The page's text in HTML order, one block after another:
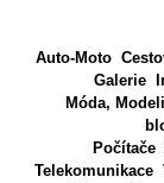
Auto-Moto
Galerie
Móda,
Počítače
Telekomunikace